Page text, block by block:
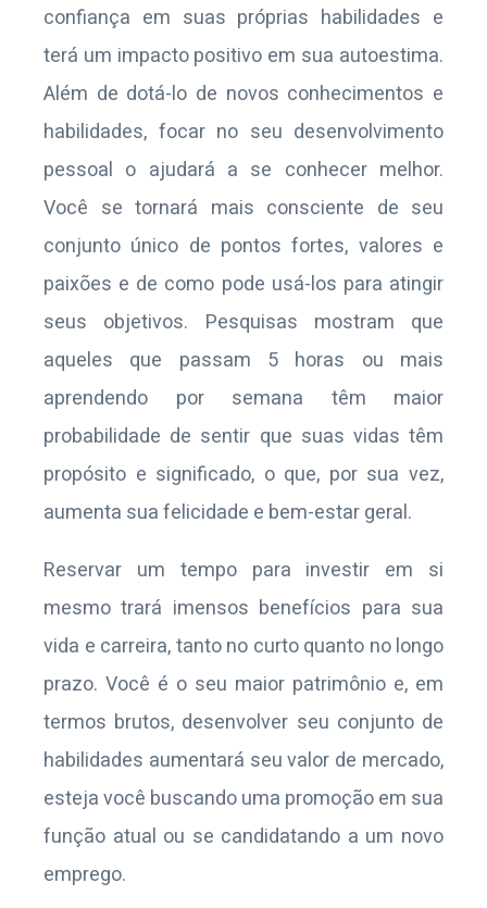
confiança em suas próprias habilidades e
terá um impacto positivo em sua autoestima.
Além de dotá-lo de novos conhecimentos e
habilidades, focar no seu desenvolvimento
pessoal o ajudará a se conhecer melhor.
Você se tornará mais consciente de seu
conjunto único de pontos fortes, valores e
paixões e de como pode usá-los para atingir
seus objetivos. Pesquisas mostram que
aqueles que passam 5 horas ou mais
aprendendo por semana têm maior
probabilidade de sentir que suas vidas têm
propósito e significado, o que, por sua vez,
aumenta sua felicidade e bem-estar geral.
Reservar um tempo para investir em si
mesmo trará imensos benefícios para sua
vida e carreira, tanto no curto quanto no longo
prazo. Você é o seu maior patrimônio e, em
termos brutos, desenvolver seu conjunto de
habilidades aumentará seu valor de mercado,
esteja você buscando uma promoção em sua
função atual ou se candidatando a um novo
emprego.